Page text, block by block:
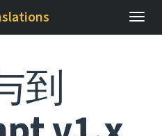
展
开/
到